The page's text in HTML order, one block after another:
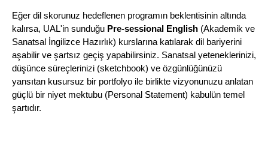
Eğer dil skorunuz hedeflenen programın beklentisinin altında
kalırsa, UAL'in sunduğu Pre-sessional English (Akademik ve
Sanatsal İngilizce Hazırlık) kurslarına katılarak dil bariyerini
aşabilir ve şartsız geçiş yapabilirsiniz. Sanatsal yeteneklerinizi,
düşünce süreçlerinizi (sketchbook) ve özgünlüğünüzü
yansıtan kusursuz bir portfolyo ile birlikte vizyonunuzu anlatan
güçlü bir niyet mektubu (Personal Statement) kabulün temel
şartıdır.